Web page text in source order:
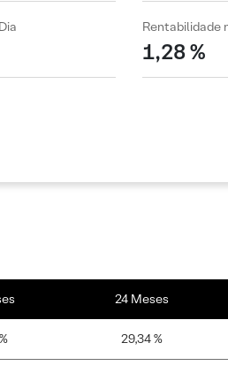
Rentabilidade
1,28 %
24 Meses
29,34 %